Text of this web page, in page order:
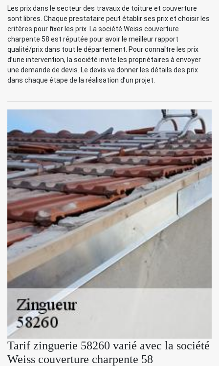
Les prix dans le secteur des travaux de toiture et couverture
sont libres. Chaque prestataire peut établir ses prix et choisir les
critères pour fixer les prix. La société Weiss couverture
charpente 58 est réputée pour avoir le meilleur rapport
qualité/prix dans tout le département. Pour connaître les prix
d’une intervention, la société invite les propriétaires à envoyer
une demande de devis. Le devis va donner les détails des prix
dans chaque étape de la réalisation d’un projet.
Tarif zinguerie 58260 varié avec la société
Weiss couverture charpente 58